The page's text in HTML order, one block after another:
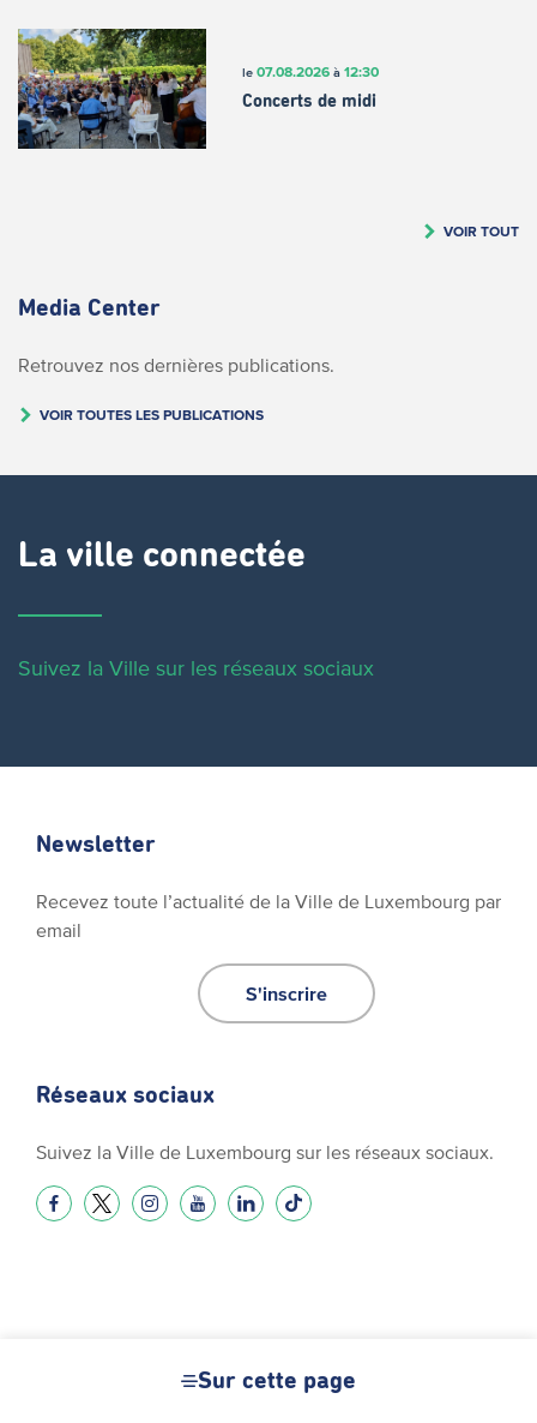
Sur cette page
le 07.08.2026à 12:30
Concerts de midi
VOIR TOUT
Media Center
Retrouvez nos dernières publications.
VOIR TOUTES LES PUBLICATIONS
La ville connectée
Suivez la Ville sur les réseaux sociaux
Newsletter
Recevez toute l’actualité de la Ville de Luxembourg par
email
S'inscrire
Réseaux sociaux
Suivez la Ville de Luxembourg sur les réseaux sociaux.